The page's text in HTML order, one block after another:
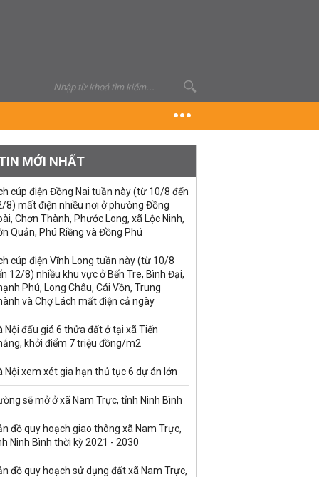
MỚI NHẤT
cúp điện Đồng Nai tuần này (từ 10/8 đến
8) mất điện nhiều nơi ở phường Đồng
Chơn Thành, Phước Long, xã Lộc Ninh,
Quản, Phú Riềng và Đồng Phú
cúp điện Vĩnh Long tuần này (từ 10/8
12/8) nhiều khu vực ở Bến Tre, Bình Đại,
Phú, Long Châu, Cái Vồn, Trung
và Chợ Lách mất điện cả ngày
Nội đấu giá 6 thửa đất ở tại xã Tiến
khởi điểm 7 triệu đồng/m2
Nội xem xét gia hạn thủ tục 6 dự án lớn
sẽ mở ở xã Nam Trực, tỉnh Ninh Bình
đồ quy hoạch giao thông xã Nam Trực,
Ninh Bình thời kỳ 2021 - 2030
đồ quy hoạch sử dụng đất xã Nam Trực,